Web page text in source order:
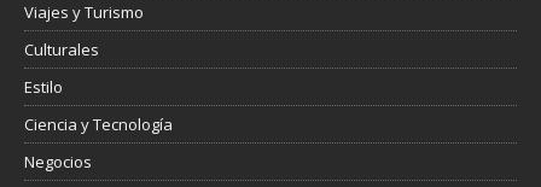
Viajes y Turismo
Culturales
Estilo
Ciencia y Tecnología
Negocios